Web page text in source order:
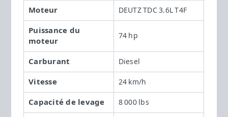
Moteur DEUTZ TDC 3.6L T4F
Puissance du
moteur
74 hp
Carburant Diesel
Vitesse 24 km/h
Capacité de levage 8 000 lbs